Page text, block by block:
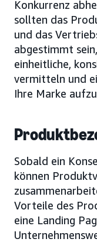
Konkurrenz
sollten das
und das
abgestimmt
einheitliche,
vermitteln und
Ihre Marke
Sobald ein
können
Vorteile des
eine Landing